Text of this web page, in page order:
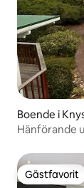
Boende i
Hänförande
Gästfavorit
Gästfavorit